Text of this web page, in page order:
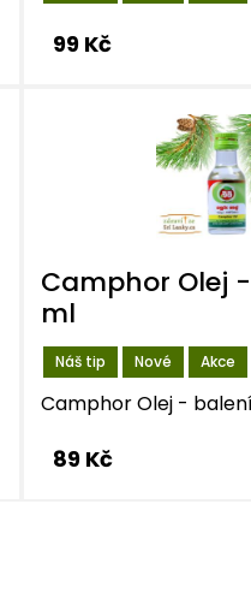
99 Kč
Náš tip Nové Akce
Camphor Olej
ml
Camphor Olej -
89 Kč